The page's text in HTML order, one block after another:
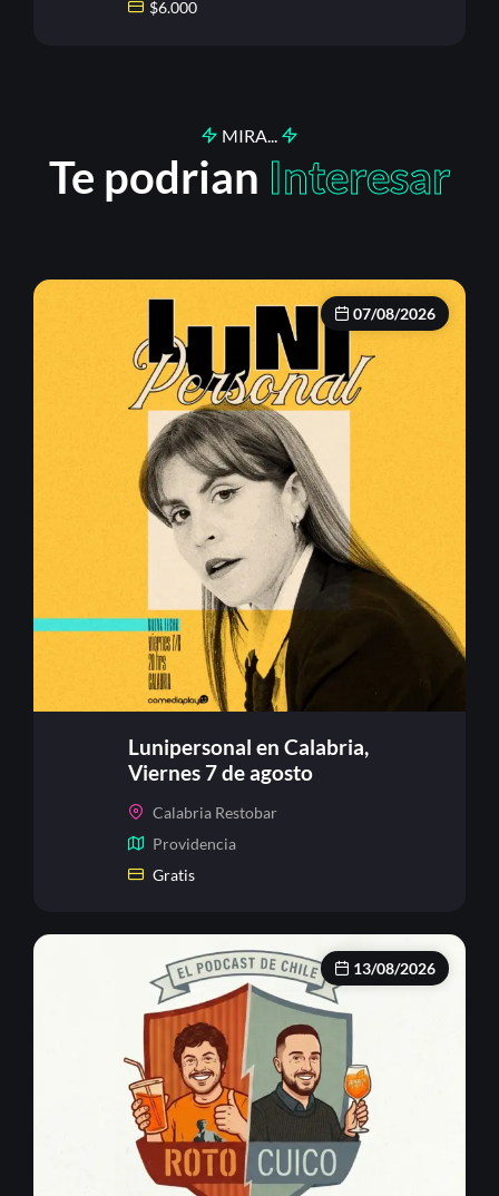
$6.000
MIRA...
Te podrian Interesar
07/08/2026
Lunipersonal en Calabria,
Viernes 7 de agosto
Calabria Restobar
Providencia
Gratis
13/08/2026